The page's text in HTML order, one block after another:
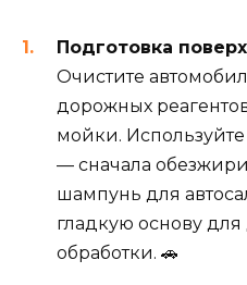
Подготовка
Очистите
дорожных
мойки.
— сначала
шампунь для
гладкую основу
обработки. 🚗